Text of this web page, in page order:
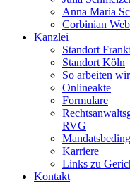
Anna Maria
Corbinian
Kanzlei
Standort
Standort Köln
So arbeiten
Onlineakte
Formulare
RVG
Karriere
Links zu
Kontakt